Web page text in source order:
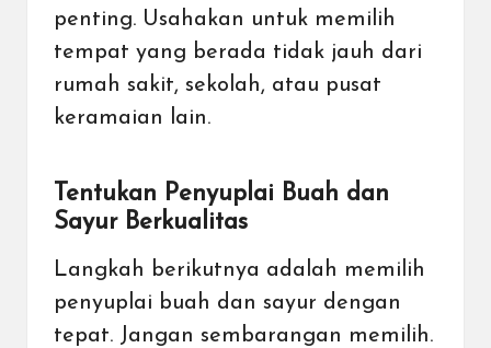
penting. Usahakan untuk memilih
tempat yang berada tidak jauh dari
rumah sakit, sekolah, atau pusat
keramaian lain.
Tentukan Penyuplai Buah dan
Sayur Berkualitas
Langkah berikutnya adalah memilih
penyuplai buah dan sayur dengan
tepat. Jangan sembarangan memilih.